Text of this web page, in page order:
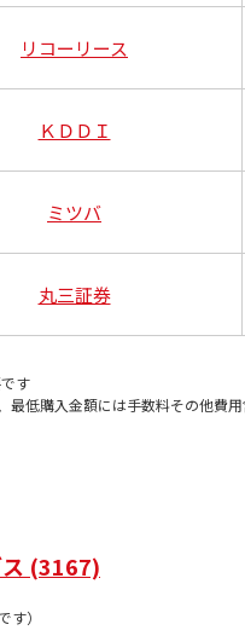
リコーリース
ＫＤＤＩ
ミツバ
丸三証券
す
低購入金額には手数料その他費用
ス (3167)
す）